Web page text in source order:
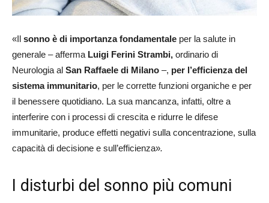
«Il sonno è di importanza fondamentale per la salute in
generale – afferma Luigi Ferini Strambi, ordinario di
Neurologia al San Raffaele di Milano –, per l’efficienza del
sistema immunitario, per le corrette funzioni organiche e per
il benessere quotidiano. La sua mancanza, infatti, oltre a
interferire con i processi di crescita e ridurre le difese
immunitarie, produce effetti negativi sulla concentrazione, sulla
capacità di decisione e sull’efficienza».
I disturbi del sonno più comuni